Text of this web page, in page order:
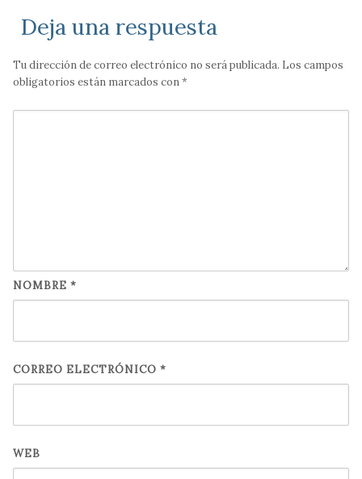
Deja una respuesta
Tu dirección de correo electrónico no será publicada. Los campos
obligatorios están marcados con*
NOMBRE *
CORREO ELECTRÓNICO *
WEB